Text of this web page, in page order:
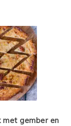
met gember en